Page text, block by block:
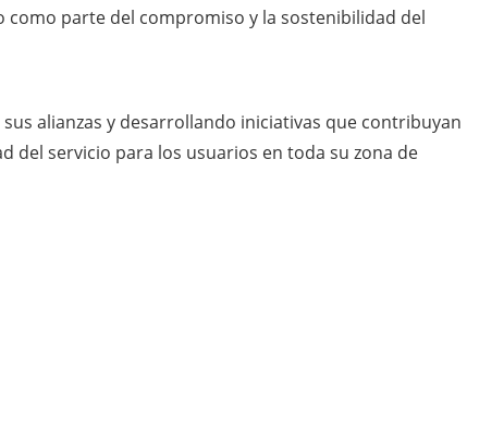
parte del compromiso y la sostenibilidad del
alianzas y desarrollando iniciativas que contribuyan
del servicio para los usuarios en toda su zona de